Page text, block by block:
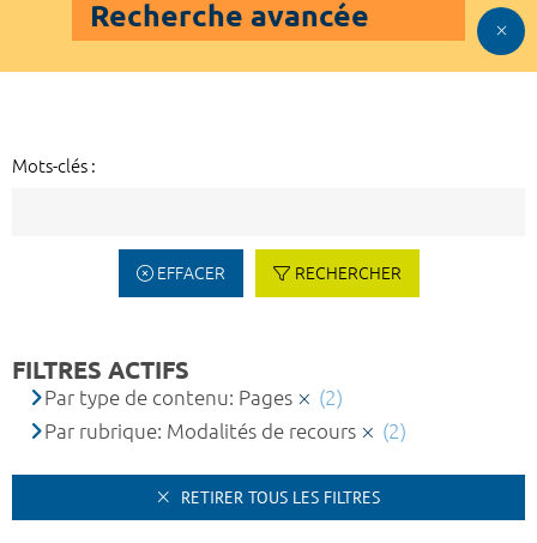
Recherche avancée
Mots-clés :
EFFACER RECHERCHER
FILTRES ACTIFS
Par type de contenu: Pages
(2)
Par rubrique: Modalités de recours
(2)
RETIRER TOUS LES FILTRES